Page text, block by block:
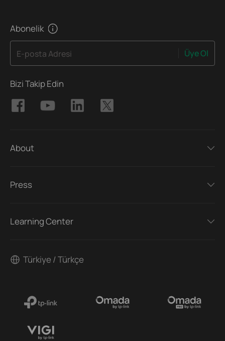
Abonelik
E-posta Adresi Üye Ol
Bizi Takip Edin
About
Press
Learning Center
Türkiye / Türkçe